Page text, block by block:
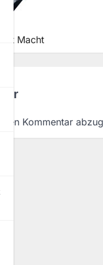
ist Macht
Kommentar